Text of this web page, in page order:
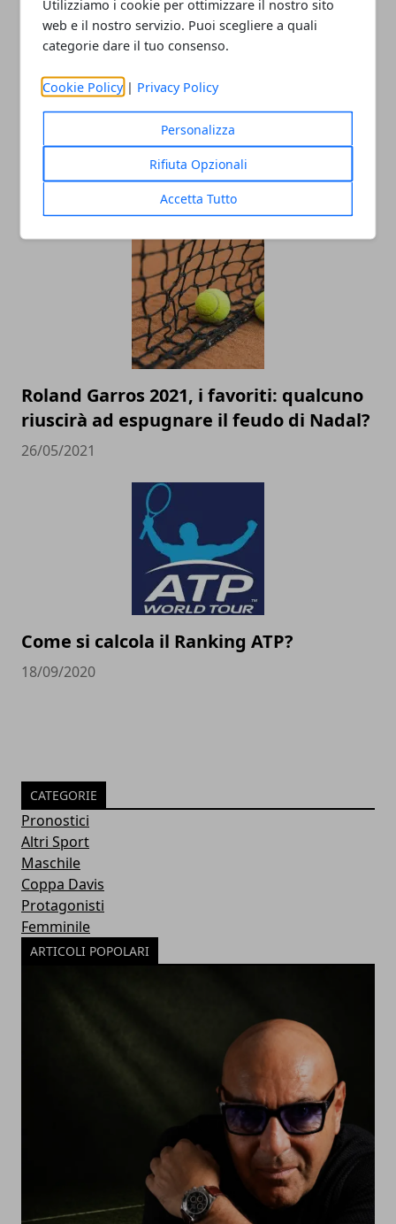
Utilizziamo i cookie per ottimizzare il nostro sito
web e il nostro servizio. Puoi scegliere a quali
categorie dare il tuo consenso.
Cookie Policy | Privacy Policy
Personalizza
Rifiuta Opzionali
Accetta Tutto
Come acquistare una racchetta da
tennis: consigli e suggerimenti
Roland Garros 2021, i favoriti: qualcuno
riuscirà ad espugnare il feudo di Nadal?
26/05/2021
Come si calcola il Ranking ATP?
18/09/2020
CATEGORIE
Pronostici
Altri Sport
Maschile
Coppa Davis
Protagonisti
Femminile
ARTICOLI POPOLARI